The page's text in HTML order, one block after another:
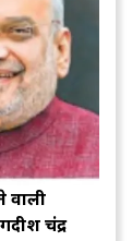
वाली
चंद्र